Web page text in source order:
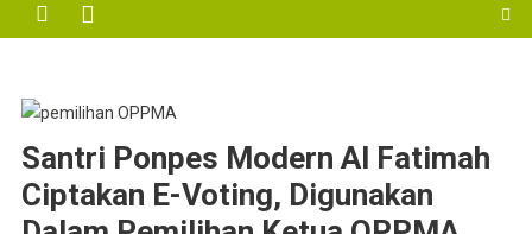
Santri Ponpes Modern Al Fatimah
Ciptakan E-Voting, Digunakan